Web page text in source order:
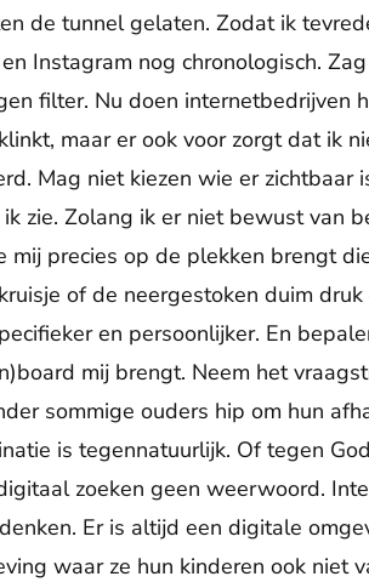
de tunnel gelaten. Zodat ik
Instagram nog chronologisch.
filter. Nu doen internetbedrijven
maar er ook voor zorgt dat ik
Mag niet kiezen wie er zichtbaar
zie. Zolang ik er niet bewust van
mij precies op de plekken brengt
of de neergestoken duim
en persoonlijker. En
mij brengt. Neem het
sommige ouders hip om hun
is tegennatuurlijk. Of tegen
zoeken geen weerwoord.
Er is altijd een digitale
waar ze hun kinderen ook niet